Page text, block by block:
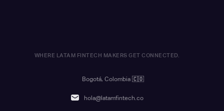
WHERE LATAM FINTECH MAKERS GET CONNECTED.
Bogotá, Colombia 🇨🇴
hola@latamfintech.co